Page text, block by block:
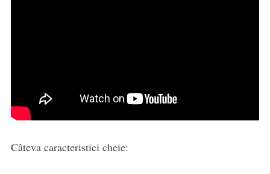
Câteva caracteristici cheie: